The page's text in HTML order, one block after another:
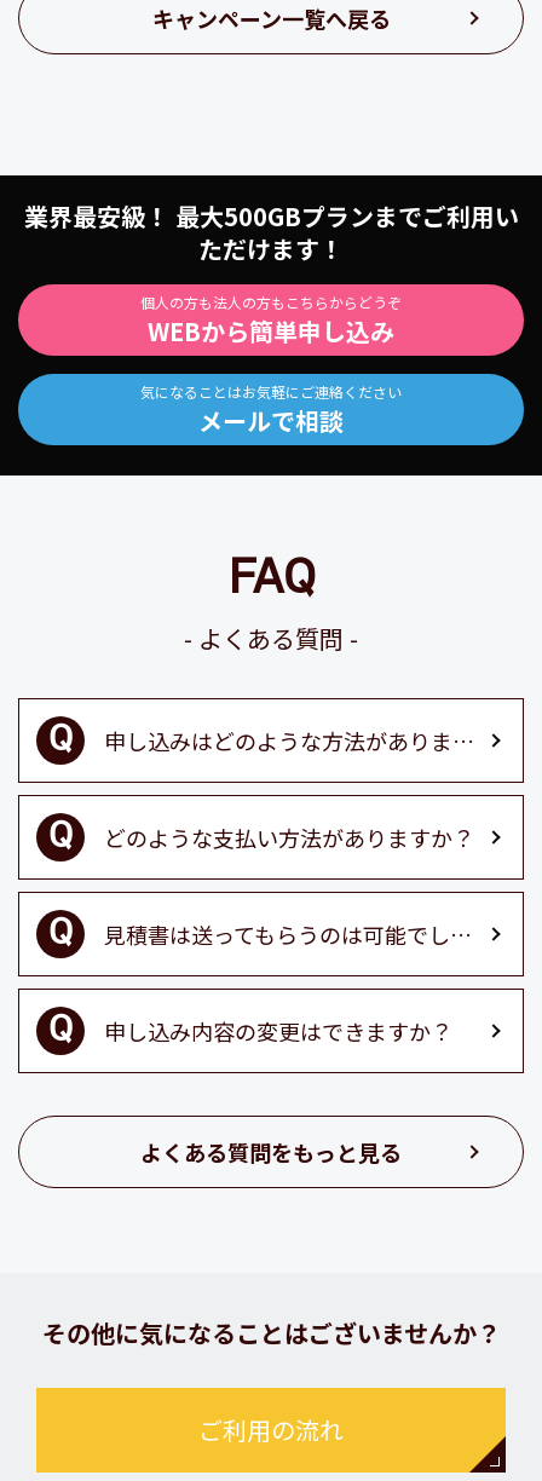
キャンペーン一覧へ戻る
業界最安級！ 最大500GBプランまでご利用い
ただけます！
個人の方も法人の方もこちらからどうぞ
WEBから簡単申し込み
気になることはお気軽にご連絡ください
メールで相談
FAQ
よくある質問
申し込みはどのような方法がありますか？
どのような支払い方法がありますか？
見積書は送ってもらうのは可能でしょうか？
申し込み内容の変更はできますか？
よくある質問をもっと見る
その他に気になることはございませんか？
ご利用の流れ